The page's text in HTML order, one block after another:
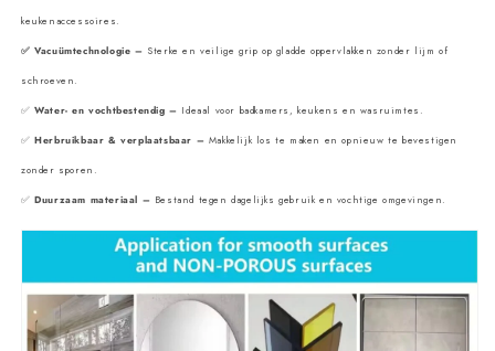
keukenaccessoires.
✅ Vacuümtechnologie – Sterke en veilige grip op gladde oppervlakken zonder lijm of
schroeven.
✅ Water- en vochtbestendig – Ideaal voor badkamers, keukens en wasruimtes.
✅ Herbruikbaar & verplaatsbaar – Makkelijk los te maken en opnieuw te bevestigen
zonder sporen.
✅ Duurzaam materiaal – Bestand tegen dagelijks gebruik en vochtige omgevingen.